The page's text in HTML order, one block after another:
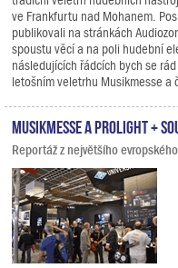
ve Frankfurtu nad Mohanem.
publikovali na stránkách
spoustu věcí a na poli hudební
následujících řádcích bych se
letošním veletrhu Musikmesse a
Musikmesse a Prolight +
Reportáž z největšího